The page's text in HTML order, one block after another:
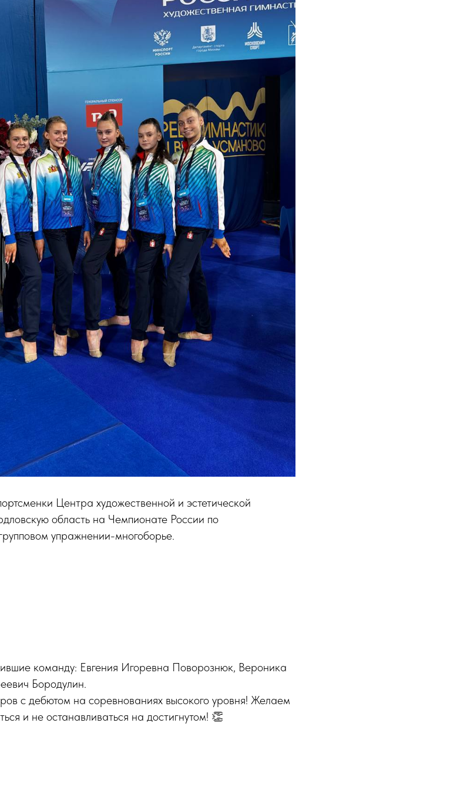
Центра художественной и эстетической
область на Чемпионате России по
упражнении-многоборье.
команду: Евгения Игоревна Поворознюк, Вероника
Бородулин.
с дебютом на соревнованиях высокого уровня! Желаем
и не останавливаться на достигнутом! 👏